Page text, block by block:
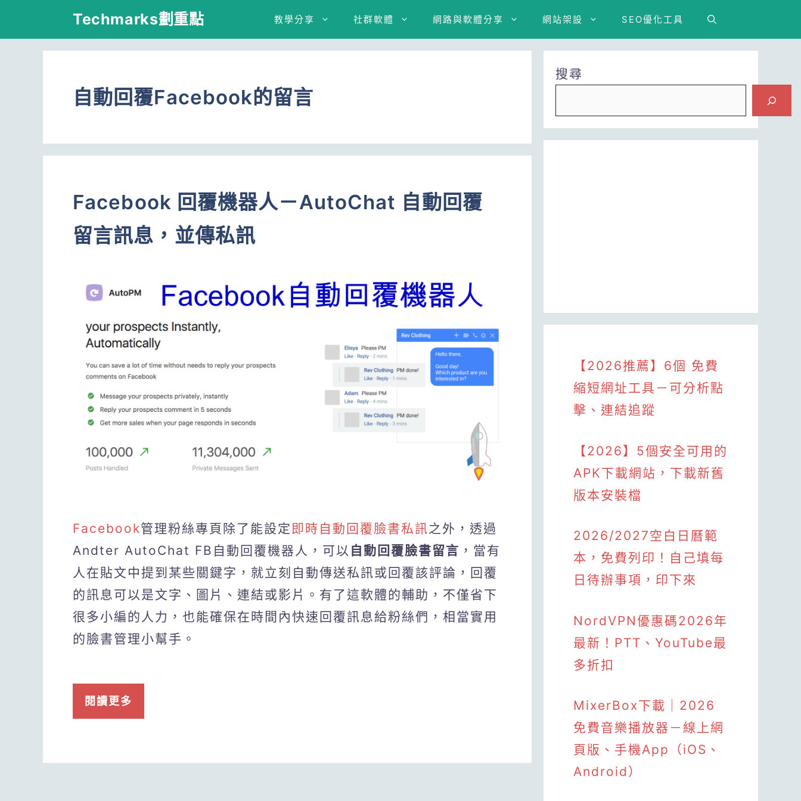
Techmarks劃重點 教學分享 社群軟體 網路與軟體分享 網站架設 SEO優化工具
自動回覆Facebook的留言
Facebook 回覆機器人－AutoChat 自動回覆
留言訊息，並傳私訊
Facebook管理粉絲專頁除了能設定 即時自動回覆臉書私訊之外，透過
Andter AutoChat FB自動回覆機器人，可以 自動回覆臉書留言 ，當有
人在貼文中提到某些關鍵字，就立刻自動傳送私訊或回覆該評論，回覆
的訊息可以是文字、圖片、連結或影片。有了這軟體的輔助，不僅省下
很多小編的人力，也能確保在時間內快速回覆訊息給粉絲們，相當實用
的臉書管理小幫手。
閱讀更多
搜尋
【2026推薦】6個 免費
縮短網址工具－可分析點
擊、連結追蹤
【2026】5個安全可用的
APK下載網站，下載新舊
版本安裝檔
2026/2027空白日曆範
本，免費列印！自己填每
日待辦事項，印下來
NordVPN優惠碼2026年
最新！PTT、YouTube最
多折扣
MixerBox下載｜2026
免費音樂播放器－線上網
頁版、手機App（iOS、
Android）